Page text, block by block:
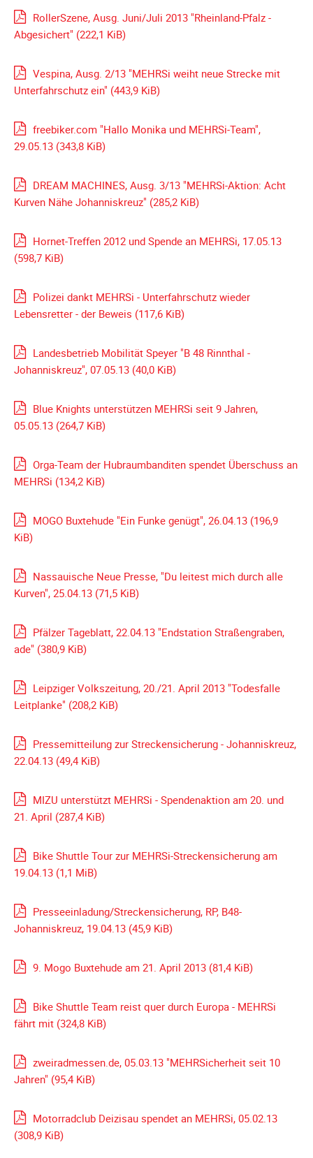
2004
Auszeichnung
RollerSzene, Ausg. Juni/Juli 2013 "Rheinland-Pfalz -
Abgesichert" (222,1 KiB)
Vespina, Ausg. 2/13 "MEHRSi weiht neue Strecke mit
Unterfahrschutz ein" (443,9 KiB)
freebiker.com "Hallo Monika und MEHRSi-Team",
29.05.13 (343,8 KiB)
DREAM MACHINES, Ausg. 3/13 "MEHRSi-Aktion: Acht
Kurven Nähe Johanniskreuz" (285,2 KiB)
Hornet-Treffen 2012 und Spende an MEHRSi, 17.05.13
(598,7 KiB)
Polizei dankt MEHRSi - Unterfahrschutz wieder
Lebensretter - der Beweis (117,6 KiB)
Landesbetrieb Mobilität Speyer "B 48 Rinnthal -
Johanniskreuz", 07.05.13 (40,0 KiB)
Blue Knights unterstützen MEHRSi seit 9 Jahren,
05.05.13 (264,7 KiB)
Orga-Team der Hubraumbanditen spendet Überschuss an
MEHRSi (134,2 KiB)
MOGO Buxtehude "Ein Funke genügt", 26.04.13 (196,9
KiB)
Nassauische Neue Presse, "Du leitest mich durch alle
Kurven", 25.04.13 (71,5 KiB)
Pfälzer Tageblatt, 22.04.13 "Endstation Straßengraben,
ade" (380,9 KiB)
Leipziger Volkszeitung, 20./21. April 2013 "Todesfalle
Leitplanke" (208,2 KiB)
Pressemitteilung zur Streckensicherung - Johanniskreuz,
22.04.13 (49,4 KiB)
MIZU unterstützt MEHRSi - Spendenaktion am 20. und
21. April (287,4 KiB)
Bike Shuttle Tour zur MEHRSi-Streckensicherung am
19.04.13 (1,1 MiB)
Presseeinladung/Streckensicherung, RP, B48-
Johanniskreuz, 19.04.13 (45,9 KiB)
9. Mogo Buxtehude am 21. April 2013 (81,4 KiB)
Bike Shuttle Team reist quer durch Europa - MEHRSi
fährt mit (324,8 KiB)
zweiradmessen.de, 05.03.13 "MEHRSicherheit seit 10
Jahren" (95,4 KiB)
Motorradclub Deizisau spendet an MEHRSi, 05.02.13
(308,9 KiB)